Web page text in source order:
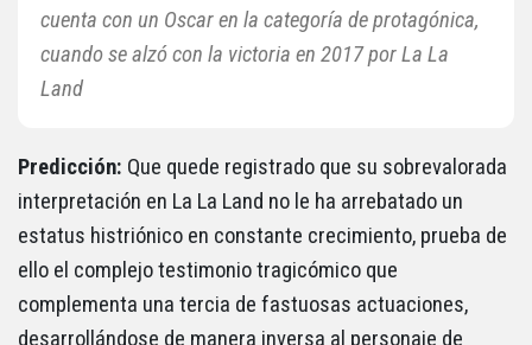
cuenta con un Oscar en la categoría de protagónica,
cuando se alzó con la victoria en 2017 por La La
Land
Predicción: Que quede registrado que su sobrevalorada
interpretación en La La Land no le ha arrebatado un
estatus histriónico en constante crecimiento, prueba de
ello el complejo testimonio tragicómico que
complementa una tercia de fastuosas actuaciones,
desarrollándose de manera inversa al personaje de